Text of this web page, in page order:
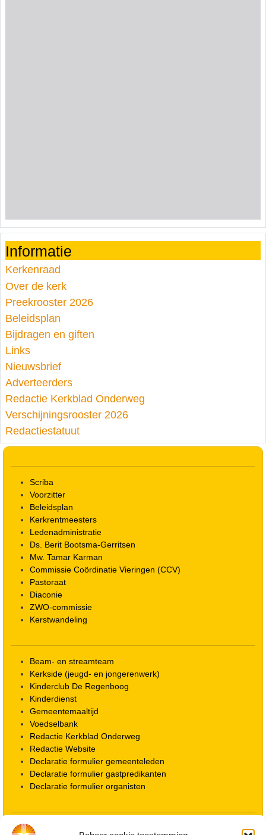
Informatie
Kerkenraad
Over de kerk
Preekrooster 2026
Beleidsplan
Bijdragen en giften
Links
Nieuwsbrief
Adverteerders
Redactie Kerkblad Onderweg
Verschijningsrooster 2026
Redactiestatuut
Scriba
Voorzitter
Beleidsplan
Kerkrentmeesters
Ledenadministratie
Ds. Berit Bootsma-Gerritsen
Mw. Tamar Karman
Commissie Coördinatie Vieringen (CCV)
Pastoraat
Diaconie
ZWO-commissie
Kerstwandeling
Beam- en streamteam
Kerkside (jeugd- en jongerenwerk)
Kinderclub De Regenboog
Kinderdienst
Gemeentemaaltijd
Voedselbank
Redactie Kerkblad Onderweg
Redactie Website
Declaratie formulier gemeenteleden
Declaratie formulier gastpredikanten
Declaratie formulier organisten
Locatie kerk